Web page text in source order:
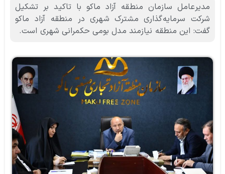
مدیرعامل سازمان منطقه آزاد ماکو با تاکید بر تشکیل
شرکت سرمایه‌گذاری مشترک شهری در منطقه آزاد ماکو
گفت: این منطقه نیازمند مدل بومی حکمرانی شهری است.